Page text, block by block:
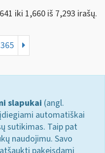
iki 1,660 iš 7,293 irašų.
365
slapukai (angl.
automatiškai
sutikimas. Taip pat
naudojimu. Savo
pakeisdami